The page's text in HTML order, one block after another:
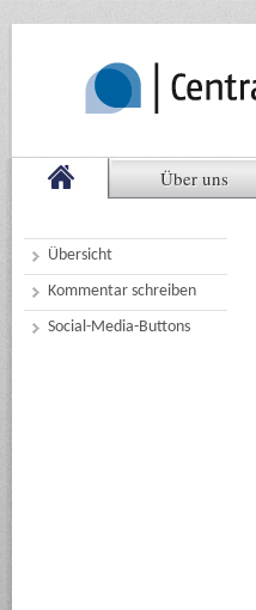
Über uns
Übersicht
Kommentar schreiben
Social-Media-Buttons